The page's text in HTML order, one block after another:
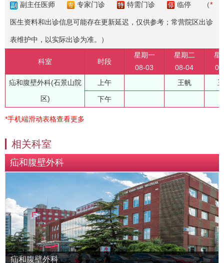
副主任医师 专家门诊 特需门诊 临停 （*
医生资料和出诊信息可能存在更新延迟，仅供参考；常营院区出诊
表维护中，以实际出诊为准。）
科室 时段
星期一
08-03
星期二
08-04
星
疝和腹壁外科(石景山院
区)
上午 王帆
下午
*手机端滑动表格查看更多
相关科室
疝和腹壁外科
疝和腹壁外科